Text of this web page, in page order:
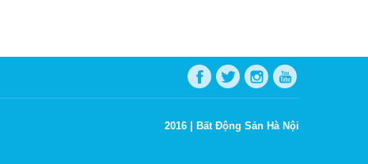
2016 | Bất Động Sản Hà Nội